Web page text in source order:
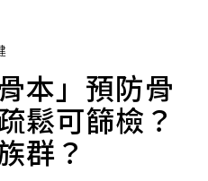
本」預防骨
鬆可篩檢？
群？